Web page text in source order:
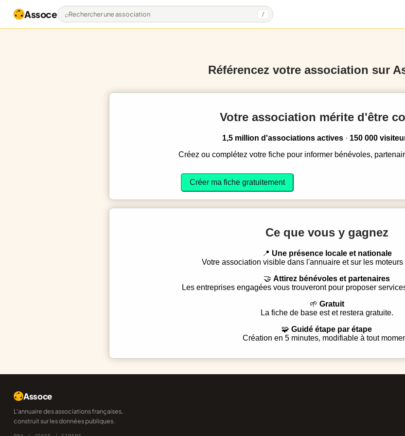
Assoce Rechercher une association /
Référencez votre association sur
Votre association mérite d'être
1,5 million d'associations actives · 150 000
Créez ou complétez votre fiche pour informer bénévoles,
Créer ma fiche gratuitement
Ce que vous y gagnez
Une présence locale et nationale
Votre association visible dans l'annuaire et sur les moteurs
Attirez bénévoles et partenaires
Les entreprises engagées vous trouveront pour proposer
Gratuit
La fiche de base est et restera gratuite.
Guidé étape par étape
Création en 5 minutes, modifiable à tout
Assoce
L'annuaire des associations françaises,
construit sur les données publiques.